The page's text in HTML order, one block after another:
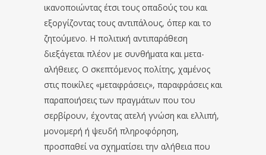
ικανοποιώντας έτσι τους οπαδούς του και
εξοργίζοντας τους αντιπάλους, όπερ και το
ζητούμενο. Η πολιτική αντιπαράθεση
διεξάγεται πλέον με συνθήματα και μετα-
αλήθειες. Ο σκεπτόμενος πολίτης, χαμένος
στις ποικίλες «μεταφράσεις», παραφράσεις και
παραποιήσεις των πραγμάτων που του
σερβίρουν, έχοντας ατελή γνώση και ελλιπή,
μονομερή ή ψευδή πληροφόρηση,
προσπαθεί να σχηματίσει την αλήθεια που